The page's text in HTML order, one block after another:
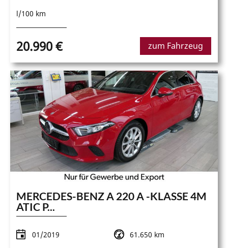
l/100 km
20.990 € zum Fahrzeug
MERCEDES-BENZ A 220 A -KLASSE 4M
ATIC P...
01/2019 61.650 km